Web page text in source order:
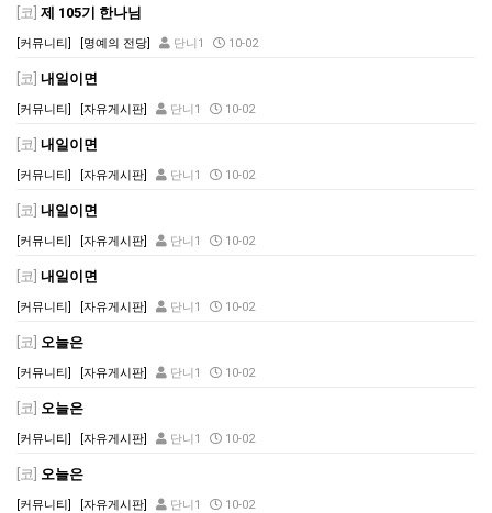
[코] 제 105기 한나님
[커뮤니티] [명예의 전당] 단니1 10-02
[코] 내일이면
[커뮤니티] [자유게시판] 단니1 10-02
[코] 내일이면
[커뮤니티] [자유게시판] 단니1 10-02
[코] 내일이면
[커뮤니티] [자유게시판] 단니1 10-02
[코] 내일이면
[커뮤니티] [자유게시판] 단니1 10-02
[코] 오늘은
[커뮤니티] [자유게시판] 단니1 10-02
[코] 오늘은
[커뮤니티] [자유게시판] 단니1 10-02
[코] 오늘은
[커뮤니티] [자유게시판] 단니1 10-02